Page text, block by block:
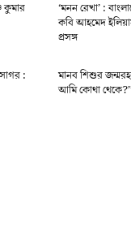
কুমার
‘মনন রেখা’ :
কবি আহমেদ
প্রসঙ্গ
:
মানব শিশুর
আমি কোথা